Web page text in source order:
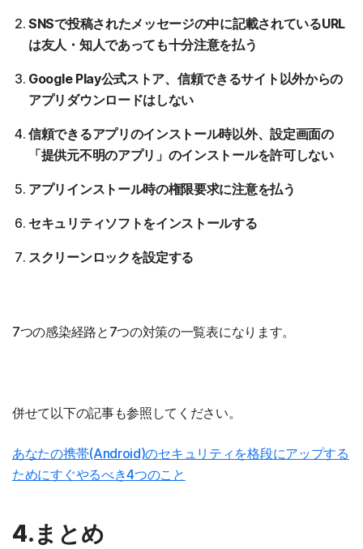
SNSで投稿されたメッセージの中に記載されているURL
は友人・知人であっても十分注意を払う
Google Play公式ストア、信頼できるサイト以外からの
アプリダウンロードはしない
信頼できるアプリのインストール時以外、設定画面の
「提供元不明のアプリ」のインストールを許可しない
アプリインストール時の権限要求に注意を払う
セキュリティソフトをインストールする
スクリーンロックを設定する
7つの感染経路と7つの対策の一覧表になります。
併せて以下の記事も参照してください。
あなたの携帯(Android)のセキュリティを格段にアップする
ためにすぐやるべき4つのこと
4.まとめ